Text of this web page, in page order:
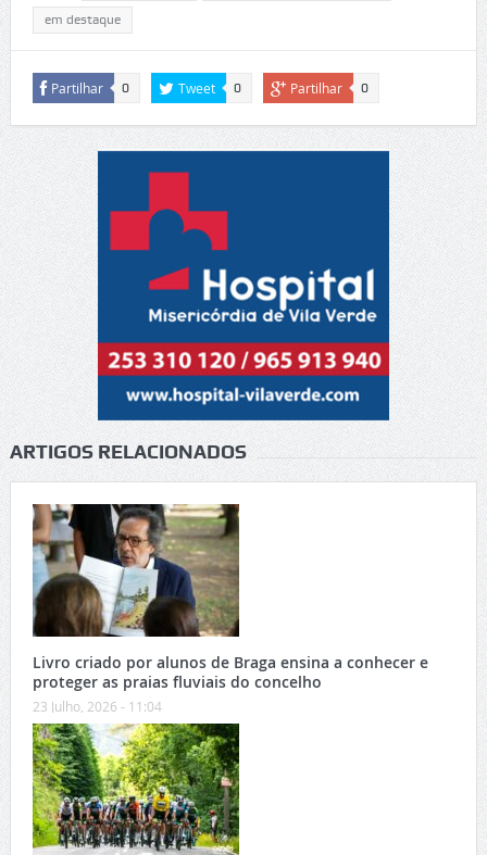
em destaque
Partilhar 0 Tweet 0 Partilhar 0
ARTIGOS RELACIONADOS
Livro criado por alunos de Braga ensina a conhecer e
proteger as praias fluviais do concelho
23 Julho, 2026 - 11:04